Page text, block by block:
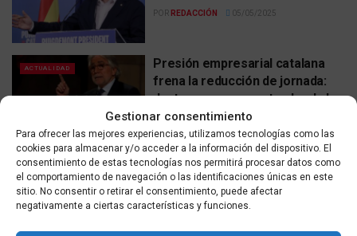
Gestionar consentimiento
Para ofrecer las mejores experiencias, utilizamos tecnologías como las
cookies para almacenar y/o acceder a la información del dispositivo. El
consentimiento de estas tecnologías nos permitirá procesar datos como
el comportamiento de navegación o las identificaciones únicas en este
sitio. No consentir o retirar el consentimiento, puede afectar
negativamente a ciertas características y funciones.
POR REDACCIÓN 05/05/2025
ACTUALIDAD
Presión empresarial catalana
frena la reducción de jornada:
Junts amenaza con tumbar la ley
si no se adapta a sus
condiciones
ACTUALIDAD
Junts alza la voz ante la presión
judicial que amenaza la amnistía